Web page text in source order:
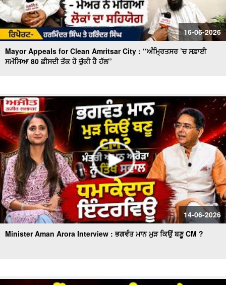
16-06-2026
Mayor Appeals for Clean Amritsar City : ‘‘ਅੰਮ੍ਰਿਤਸਰ ’ਚ ਸਫ਼ਾਈ
ਸਮੱਸਿਆ 80 ਫ਼ੀਸਦੀ ਤੱਕ ਹੋ ਚੁੱਕੀ ਹੈ ਹੱਲ’’
14-06-2026
Minister Aman Arora Interview : ਭਗਵੰਤ ਮਾਨ ਮੁੜ ਕਿਉਂ ਬਣੂ CM ?